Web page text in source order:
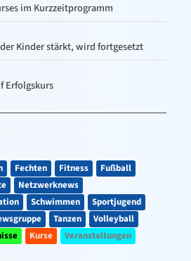
im Kurzzeitprogramm
Kinder stärkt, wird fortgesetzt
Erfolgskurs
Fechten Fitness
Fußball
Netzwerknews
Schwimmen
Sportjugend
Tanzen
Volleyball
Kurse Veranstaltungen